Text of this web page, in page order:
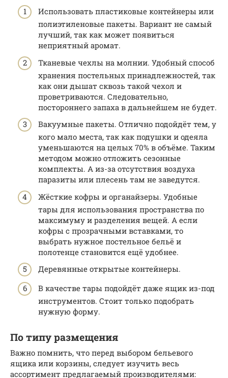
Использовать пластиковые контейнеры или
полиэтиленовые пакеты. Вариант не самый
лучший, так как может появиться
неприятный аромат.
Тканевые чехлы на молнии. Удобный способ
хранения постельных принадлежностей, так
как они дышат сквозь такой чехол и
проветриваются. Следовательно,
постороннего запаха в дальнейшем не будет.
Вакуумные пакеты. Отлично подойдёт тем, у
кого мало места, так как подушки и одеяла
уменьшаются на целых 70% в объёме. Таким
методом можно отложить сезонные
комплекты. А из-за отсутствия воздуха
паразиты или плесень там не заведутся.
Жёсткие кофры и органайзеры. Удобные
тары для использования пространства по
максимуму и разделения вещей. А если
кофры с прозрачными вставками, то
выбрать нужное постельное бельё и
полотенце становится ещё удобнее.
Деревянные открытые контейнеры.
В качестве тары подойдёт даже ящик из-под
инструментов. Стоит только подобрать
нужную форму.
По типу размещения
Важно помнить, что перед выбором бельевого
ящика или корзины, следует изучить весь
ассортимент предлагаемый производителями: